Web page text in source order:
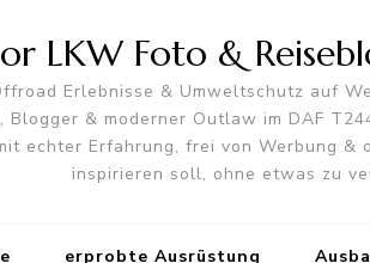
LKW Foto &
Erlebnisse & Umweltschutz auf
& moderner Outlaw im DAF
echter Erfahrung, frei von Werbung &
inspirieren soll, ohne etwas zu
erprobte Ausrüstung